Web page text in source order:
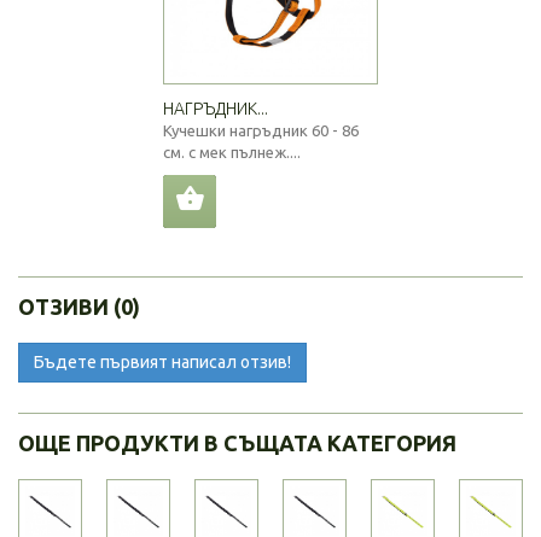
НАГРЪДНИК...
Кучешки нагръдник 60 - 86
см. с мек пълнеж....
ОТЗИВИ (0)
Бъдете първият написал отзив!
ОЩЕ ПРОДУКТИ В СЪЩАТА КАТЕГОРИЯ